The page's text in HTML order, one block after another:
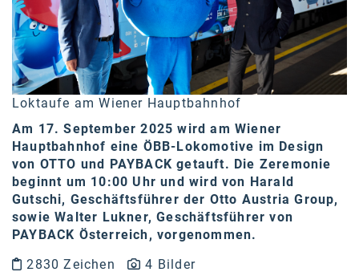
Loktaufe am Wiener Hauptbahnhof
Am 17. September 2025 wird am Wiener
Hauptbahnhof eine ÖBB-Lokomotive im Design
von OTTO und PAYBACK getauft. Die Zeremonie
beginnt um 10:00 Uhr und wird von Harald
Gutschi, Geschäftsführer der Otto Austria Group,
sowie Walter Lukner, Geschäftsführer von
PAYBACK Österreich, vorgenommen.
2830 Zeichen
4 Bilder